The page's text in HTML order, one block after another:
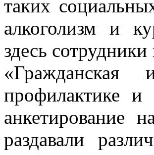
таких
алкоголизм и
здесь
«Гражданская
профилактике
раздавали